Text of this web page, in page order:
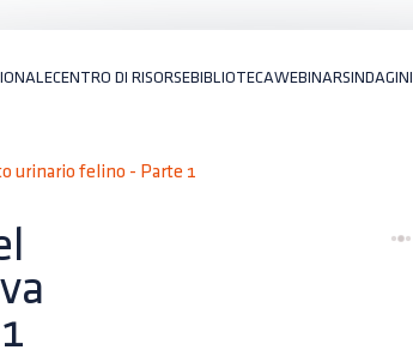
CENTRO DI RISORSEBIBLIOTECAWEBINARSINDAGINI
urinario felino - Parte 1